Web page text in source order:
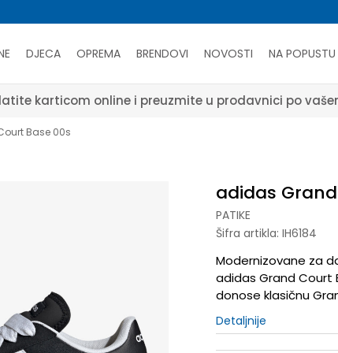
DJECA OPREMA BRENDOVI NOVOSTI NA POPUSTU
Platite karticom online i preuzmite u prodavnici po
Base 00s
adidas
PATIKE
Šifra artikla: IH6184
Modernizovane za
adidas Grand Court
donose klasičnu
Detaljnije